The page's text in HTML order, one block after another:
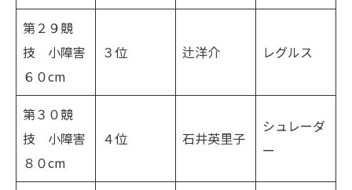
第２９競
技 小障害
６０cm
３位 辻洋介 レグルス
第３０競
技 小障害
８０cm
４位 石井英里子
シュレーダ
ー